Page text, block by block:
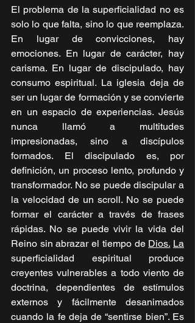
El problema de la superficialidad no es
solo lo que falta, sino lo que reemplaza.
En lugar de convicciones, hay
emociones. En lugar de carácter, hay
carisma. En lugar de discipulado, hay
consumo espiritual. La iglesia deja de
ser un lugar de formación y se convierte
en un espacio de experiencias. Jesús
nunca llamó a multitudes
impresionadas, sino a discípulos
formados. El discipulado es, por
definición, un proceso lento, profundo y
transformador. No se puede discipular a
la velocidad de un scroll. No se puede
formar el carácter a través de frases
rápidas. No se puede vivir la vida del
Reino sin abrazar el tiempo de Dios. La
superficialidad espiritual produce
creyentes vulnerables a todo viento de
doctrina, dependientes de estímulos
externos y fácilmente desanimados
cuando la fe deja de “sentirse bien”. Es